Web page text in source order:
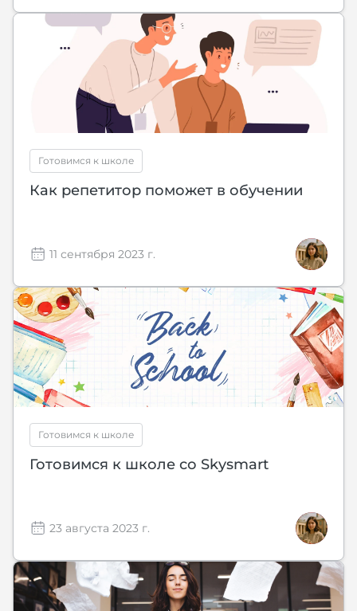
Готовимся к школе
Как репетитор поможет в обучении
11 сентября 2023 г.
Готовимся к школе
Готовимся к школе со Skysmart
23 августа 2023 г.